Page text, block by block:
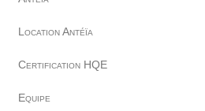
Location Antéïa
Certification HQE
Equipe